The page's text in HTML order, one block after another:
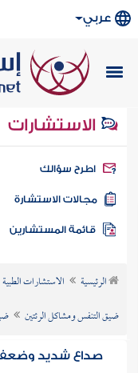
عربي
الاستشارات
سؤالك
الاستشارة
الرئيسية الاستشارات الطبية
ضيق التنفس ومشاكل الرئتين
صداع شديد